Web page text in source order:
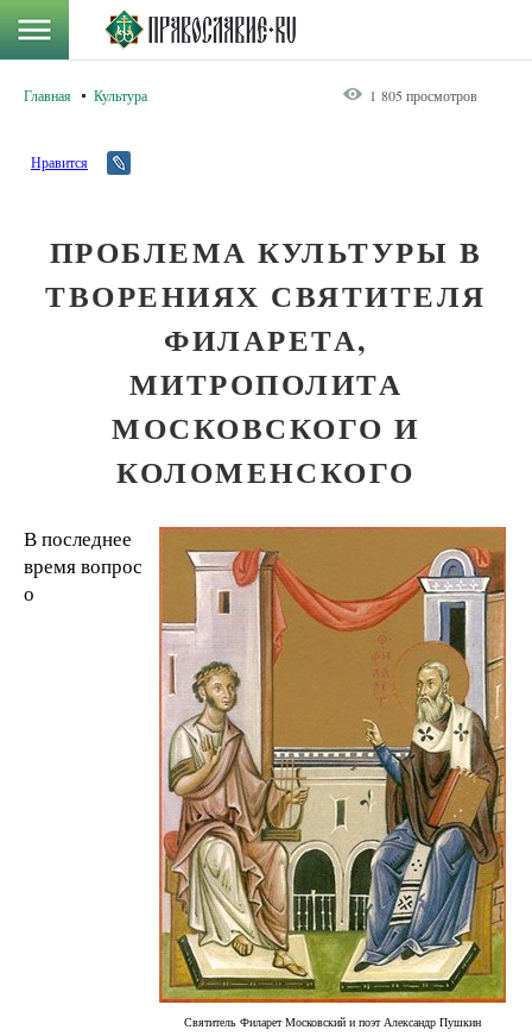
Главная Культура 1 805 просмотров
Нравится
ПРОБЛЕМА КУЛЬТУРЫ В
ТВОРЕНИЯХ СВЯТИТЕЛЯ
ФИЛАРЕТА,
МИТРОПОЛИТА
МОСКОВСКОГО И
КОЛОМЕНСКОГО
Святитель Филарет Московский и поэт Александр Пушкин
В последнее
время вопрос
о